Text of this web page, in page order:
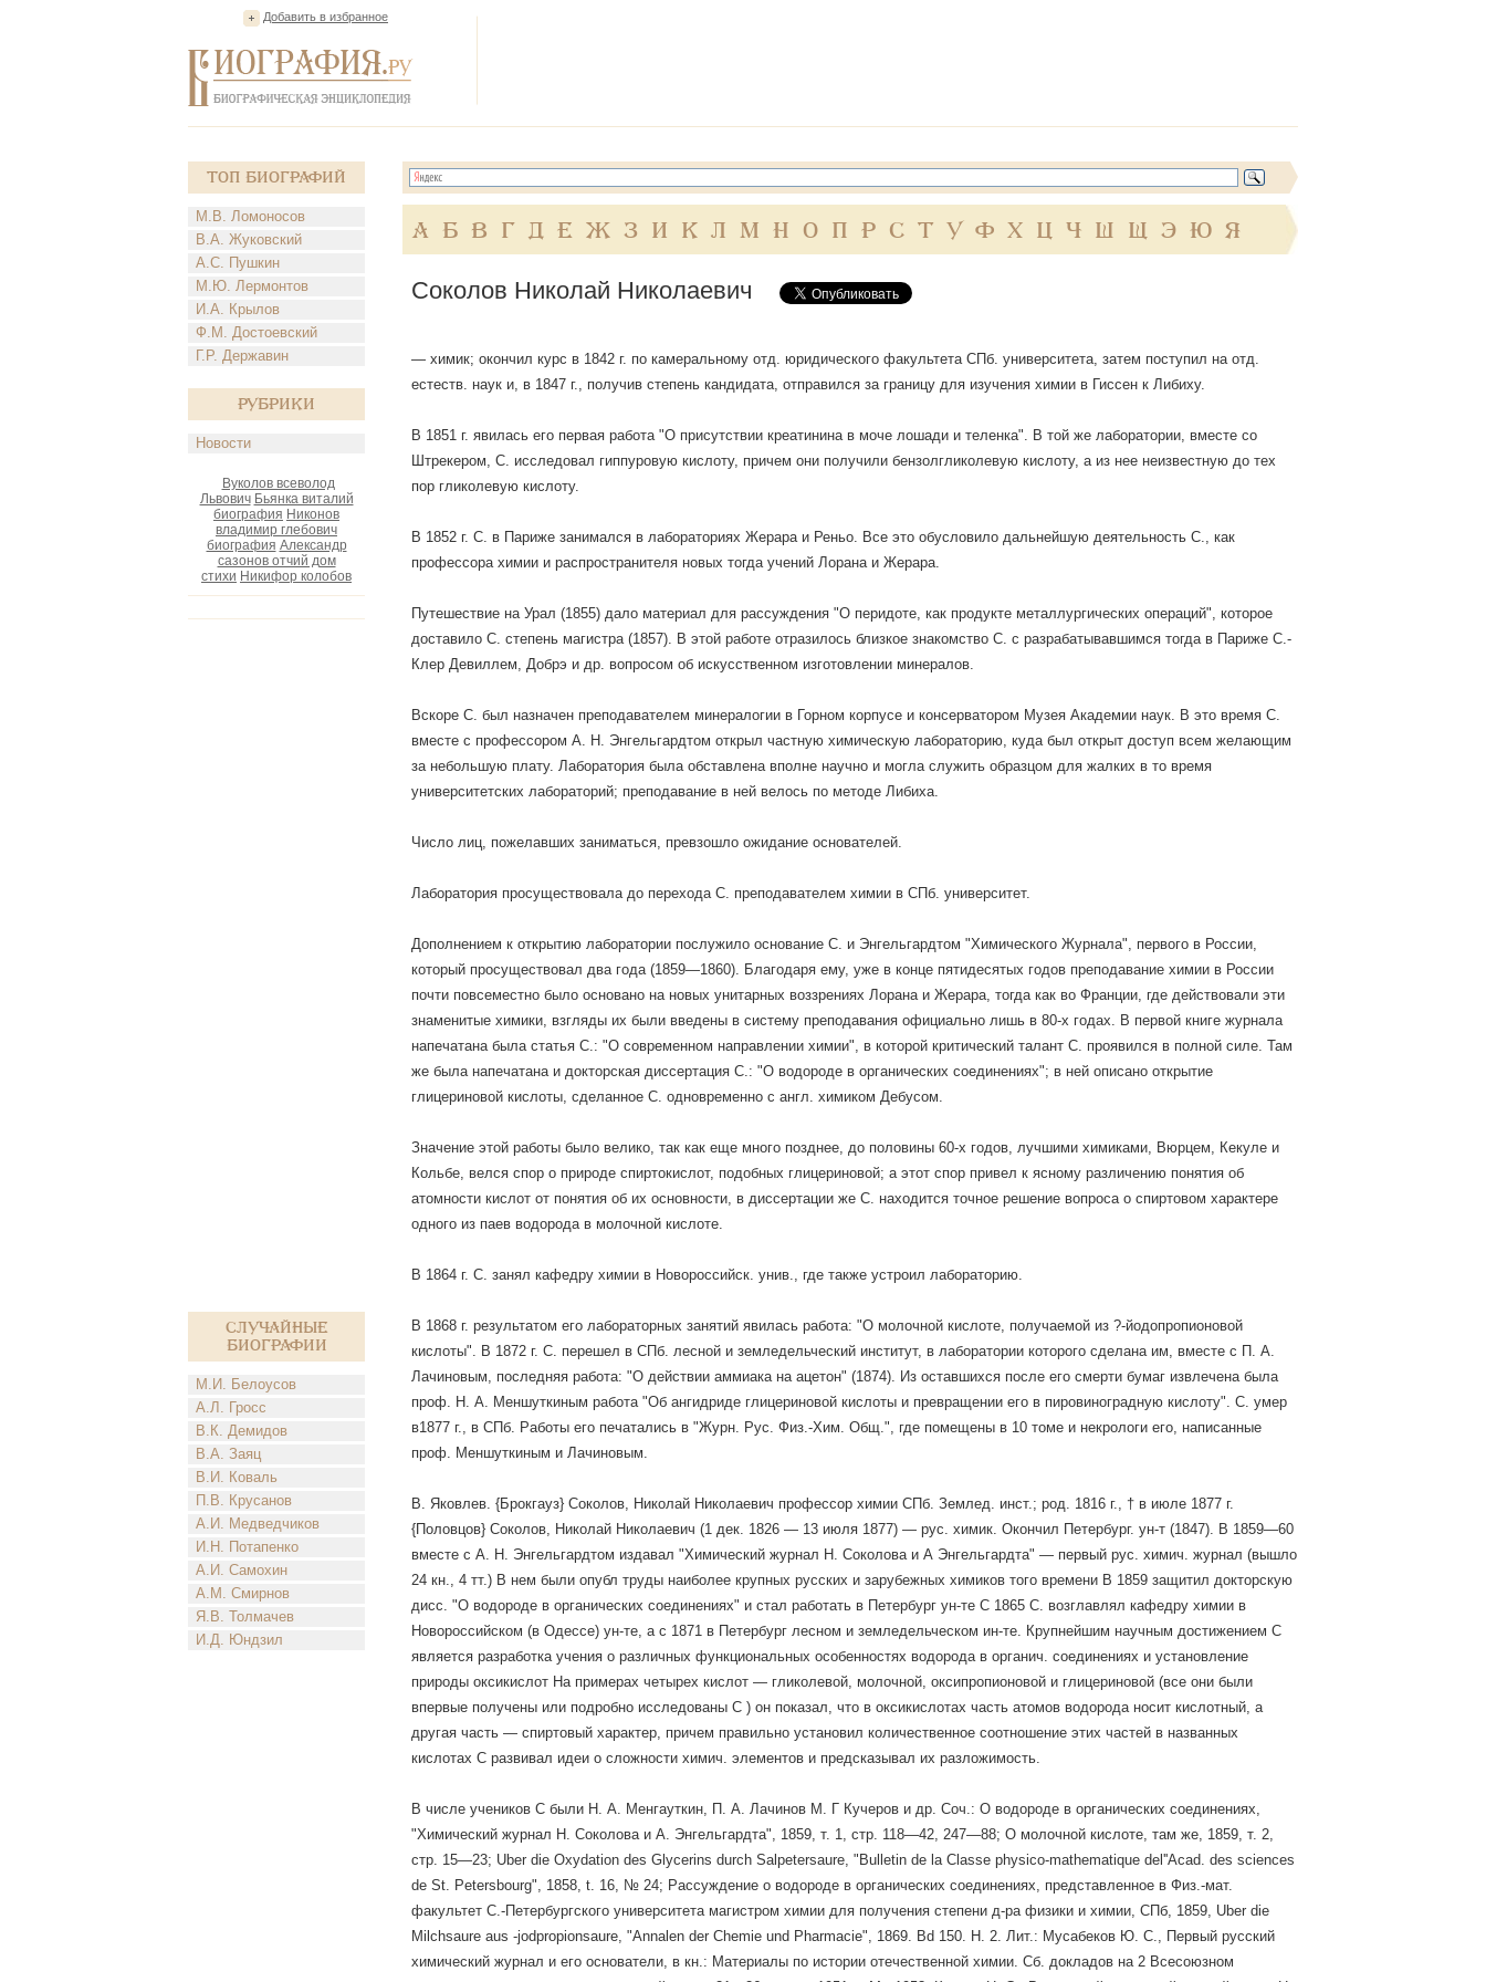
Добавить в избранное
Топ Биографий
М.В. Ломоносов
В.А. Жуковский
А.С. Пушкин
М.Ю. Лермонтов
И.А. Крылов
Ф.М. Достоевский
Г.Р. Державин
Рубрики
Новости
Вуколов всеволод
Львович Бьянка виталий
биография Никонов
владимир глебович
биография Александр
сазонов отчий дом
стихи Никифор колобов
Случайные
биографии
М.И. Белоусов
А.Л. Гросс
В.К. Демидов
В.А. Заяц
В.И. Коваль
П.В. Крусанов
А.И. Медведчиков
И.Н. Потапенко
А.И. Самохин
А.М. Смирнов
Я.В. Толмачев
И.Д. Юндзил
А Б В Г Д Е Ж З И К Л М Н О П Р С Т У Ф Х Ц Ч Ш Щ Э Ю Я
Соколов Николай Николаевич
— химик; окончил курс в 1842 г. по камеральному отд. юридического факультета СПб. университета, затем поступил на отд.
естеств. наук и, в 1847 г., получив степень кандидата, отправился за границу для изучения химии в Гиссен к Либиху.
В 1851 г. явилась его первая работа "О присутствии креатинина в моче лошади и теленка". В той же лаборатории, вместе со
Штрекером, С. исследовал гиппуровую кислоту, причем они получили бензолгликолевую кислоту, а из нее неизвестную до тех
пор гликолевую кислоту.
В 1852 г. С. в Париже занимался в лабораториях Жерара и Реньо. Все это обусловило дальнейшую деятельность С., как
профессора химии и распространителя новых тогда учений Лорана и Жерара.
Путешествие на Урал (1855) дало материал для рассуждения "О перидоте, как продукте металлургических операций", которое
доставило С. степень магистра (1857). В этой работе отразилось близкое знакомство С. с разрабатывавшимся тогда в Париже С.-
Клер Девиллем, Добрэ и др. вопросом об искусственном изготовлении минералов.
Вскоре С. был назначен преподавателем минералогии в Горном корпусе и консерватором Музея Академии наук. В это время С.
вместе с профессором А. Н. Энгельгардтом открыл частную химическую лабораторию, куда был открыт доступ всем желающим
за небольшую плату. Лаборатория была обставлена вполне научно и могла служить образцом для жалких в то время
университетских лабораторий; преподавание в ней велось по методе Либиха.
Число лиц, пожелавших заниматься, превзошло ожидание основателей.
Лаборатория просуществовала до перехода С. преподавателем химии в СПб. университет.
Дополнением к открытию лаборатории послужило основание С. и Энгельгардтом "Химического Журнала", первого в России,
который просуществовал два года (1859—1860). Благодаря ему, уже в конце пятидесятых годов преподавание химии в России
почти повсеместно было основано на новых унитарных воззрениях Лорана и Жерара, тогда как во Франции, где действовали эти
знаменитые химики, взгляды их были введены в систему преподавания официально лишь в 80-х годах. В первой книге журнала
напечатана была статья С.: "О современном направлении химии", в которой критический талант С. проявился в полной силе. Там
же была напечатана и докторская диссертация С.: "О водороде в органических соединениях"; в ней описано открытие
глицериновой кислоты, сделанное С. одновременно с англ. химиком Дебусом.
Значение этой работы было велико, так как еще много позднее, до половины 60-х годов, лучшими химиками, Вюрцем, Кекуле и
Кольбе, велся спор о природе спиртокислот, подобных глицериновой; а этот спор привел к ясному различению понятия об
атомности кислот от понятия об их основности, в диссертации же С. находится точное решение вопроса о спиртовом характере
одного из паев водорода в молочной кислоте.
В 1864 г. С. занял кафедру химии в Новороссийск. унив., где также устроил лабораторию.
В 1868 г. результатом его лабораторных занятий явилась работа: "О молочной кислоте, получаемой из ?-йодопропионовой
кислоты". В 1872 г. С. перешел в СПб. лесной и земледельческий институт, в лаборатории которого сделана им, вместе с П. А.
Лачиновым, последняя работа: "О действии аммиака на ацетон" (1874). Из оставшихся после его смерти бумаг извлечена была
проф. Н. А. Меншуткиным работа "Об ангидриде глицериновой кислоты и превращении его в пировиноградную кислоту". С. умер
в1877 г., в СПб. Работы его печатались в "Журн. Рус. Физ.-Хим. Общ.", где помещены в 10 томе и некрологи его, написанные
проф. Меншуткиным и Лачиновым.
В. Яковлев. {Брокгауз} Соколов, Николай Николаевич профессор химии СПб. Землед. инст.; род. 1816 г., † в июле 1877 г.
{Половцов} Соколов, Николай Николаевич (1 дек. 1826 — 13 июля 1877) — рус. химик. Окончил Петербург. ун-т (1847). В 1859—60
вместе с А. Н. Энгельгардтом издавал "Химический журнал H. Соколова и А Энгельгардта" — первый рус. химич. журнал (вышло
24 кн., 4 тт.) В нем были опубл труды наиболее крупных русских и зарубежных химиков того времени В 1859 защитил докторскую
дисс. "О водороде в органических соединениях" и стал работать в Петербург ун-те С 1865 С. возглавлял кафедру химии в
Новороссийском (в Одессе) ун-те, а с 1871 в Петербург лесном и земледельческом ин-те. Крупнейшим научным достижением С
является разработка учения о различных функциональных особенностях водорода в органич. соединениях и установление
природы оксикислот На примерах четырех кислот — гликолевой, молочной, оксипропионовой и глицериновой (все они были
впервые получены или подробно исследованы С ) он показал, что в оксикислотах часть атомов водорода носит кислотный, а
другая часть — спиртовый характер, причем правильно установил количественное соотношение этих частей в названных
кислотах С развивал идеи о сложности химич. элементов и предсказывал их разложимость.
В числе учеников С были Н. А. Менгауткин, П. А. Лачинов М. Г Кучеров и др. Соч.: О водороде в органических соединениях,
"Химический журнал Н. Соколова и А. Энгельгардта", 1859, т. 1, стр. 118—42, 247—88; О молочной кислоте, там же, 1859, т. 2,
стр. 15—23; Uber die Oxydation des Glycerins durch Salpetersaure, "Bulletin de la Classe physico-mathematique del''Acad. des sciences
de St. Petersbourg", 1858, t. 16, № 24; Рассуждение о водороде в органических соединениях, представленное в Физ.-мат.
факультет С.-Петербургского университета магистром химии для получения степени д-ра физики и химии, СПб, 1859, Uber die
Milchsaure aus -jodpropionsaure, "Annalen der Chemie und Pharmacie", 1869. Bd 150. H. 2. Лит.: Мусабеков Ю. С., Первый русский
химический журнал и его основатели, в кн.: Материалы по истории отечественной химии. Сб. докладов на 2 Всесоюзном